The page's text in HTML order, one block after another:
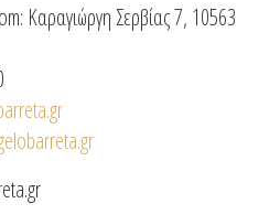
Καραγιώργη Σερβίας 7, 10563